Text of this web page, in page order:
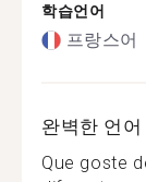
학습언어
프랑스어
완벽한 언
Que goste